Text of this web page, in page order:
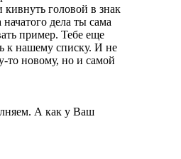
кивнуть головой в знак
дела ты сама
пример. Тебе еще
к нашему списку. И не
то новому, но и самой
А как у Ваш